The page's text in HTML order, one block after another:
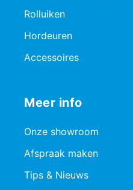
Rolluiken
Hordeuren
Accessoires
Meer info
Onze showroom
Afspraak maken
Tips & Nieuws